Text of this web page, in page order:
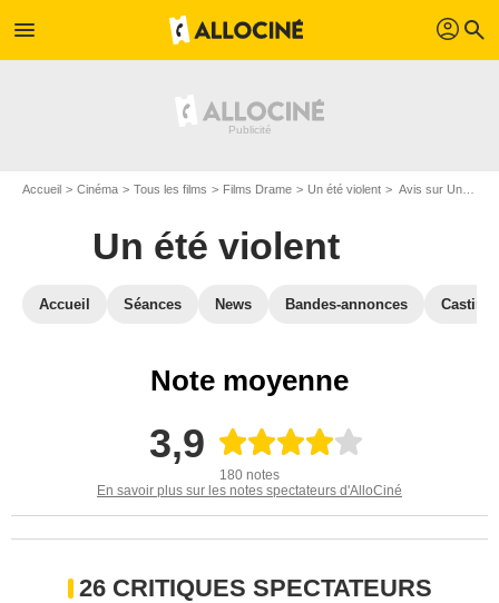
menu profil search
Accueil Cinéma Tous les films Films Drame Un été violent Avis sur Un été violent
Un été violent
Accueil Séances News Bandes-annonces Casting
Note moyenne
3,9
180 notes
En savoir plus sur les notes spectateurs d'AlloCiné
26 CRITIQUES SPECTATEURS